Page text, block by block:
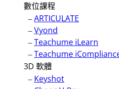
數位課程
–ARTICULATE
–Vyond
–Teachume iLearn
–Teachume
3D 軟體
– Keyshot